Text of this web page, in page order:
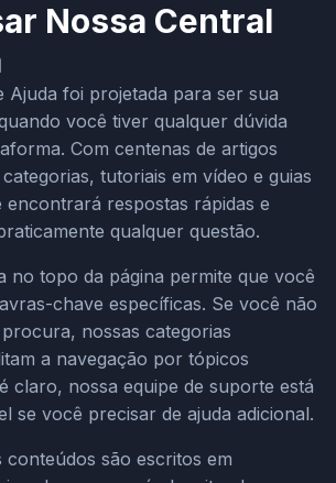
Nossa Central
Ajuda foi projetada para ser sua
você tiver qualquer dúvida
Com centenas de artigos
tutoriais em vídeo e guias
encontrará respostas rápidas e
qualquer questão.
no topo da página permite que você
chave específicas. Se você não
nossas categorias
a navegação por tópicos
claro, nossa equipe de suporte está
se você precisar de ajuda adicional.
conteúdos são escritos em